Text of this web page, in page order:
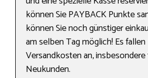
können Sie PAYBACK Punkte
können Sie noch günstiger
am selben Tag möglich! Es
Versandkosten an,
Neukunden.